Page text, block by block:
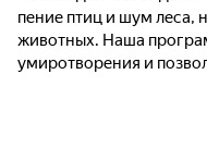
пение птиц и шум леса,
животных. Наша
умиротворения и